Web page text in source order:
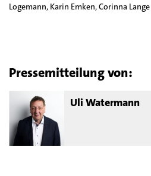
Logemann, Karin Emken, Corinna
Pressemitteilung von:
Uli Watermann